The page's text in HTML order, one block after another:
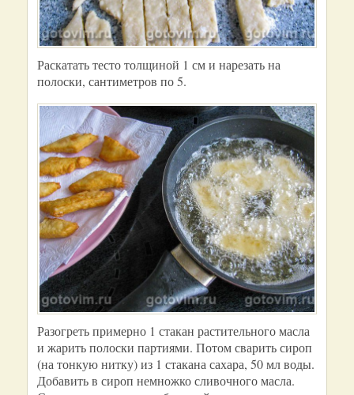
Раскатать тесто толщиной 1 см и нарезать на
полоски, сантиметров по 5.
Разогреть примерно 1 стакан растительного масла
и жарить полоски партиями. Потом сварить сироп
(на тонкую нитку) из 1 стакана сахара, 50 мл воды.
Добавить в сироп немножко сливочного масла.